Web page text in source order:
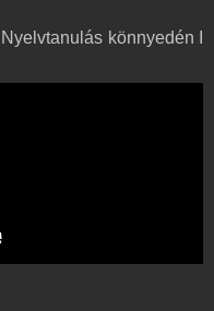
könnyedén I